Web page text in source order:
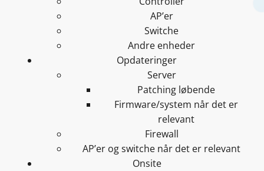
AP’er
Switche
Andre enheder
Opdateringer
Server
Patching løbende
Firmware/system når det er
relevant
Firewall
AP’er og switche når det er relevant
Onsite